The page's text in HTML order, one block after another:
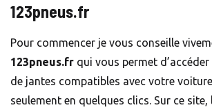
123pneus.fr
Pour commencer je vous conseille
123pneus.fr qui vous permet
de jantes compatibles avec votre
seulement en quelques clics. Sur ce